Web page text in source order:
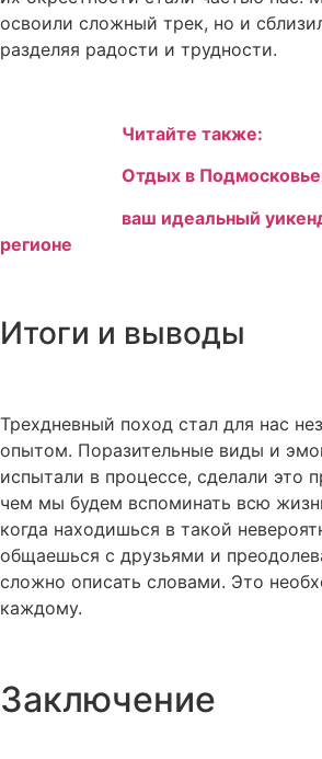
освоили сложный трек, но и
разделяя радости и трудности.
Читайте также:
Отдых в
ваш идеальный
регионе
Итоги и выводы
Трехдневный поход стал для нас
опытом. Поразительные виды и
испытали в процессе, сделали это
чем мы будем вспоминать всю
когда находишься в такой
общаешься с друзьями и
сложно описать словами. Это
каждому.
Заключение